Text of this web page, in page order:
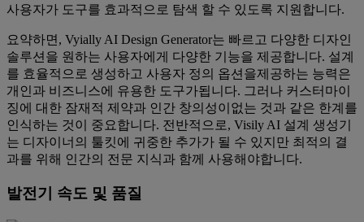
사용자가 도구를 효과적으로 탐색 할 수 있도록 지원합니다.
요약하면, Vyially AI Design Generator는 빠르고 다양한 디자인
솔루션을 원하는 사용자에게 다양한 기능을 제공합니다. 설계
를 효율적으로 생성하고 사용자 정의 옵션을제공하는 능력은
개인과 비즈니스에 유용한 도구가됩니다. 그러나 커스터마이
징에 대한 잠재적 제약과 인간 창의성이없는 것과 같은 한계를
인식하는 것이 중요합니다. 전반적으로, Visily AI 설계 생성기
는 디자이너의 툴킷에 귀중한 추가가 될 수 있지만 최적의 결
과를 위해 인간의 전문 지식과 함께 사용해야합니다.
발전기 속도 및 품질